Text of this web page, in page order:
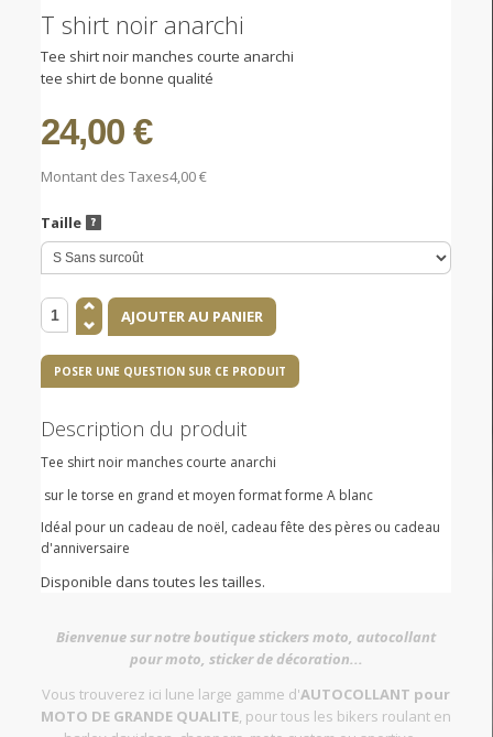
T shirt noir anarchi
Tee shirt noir manches courte anarchi
tee shirt de bonne qualité
24,00 €
Montant des Taxes4,00 €
Taille
POSER UNE QUESTION SUR CE PRODUIT
Description du produit
Tee shirt noir manches courte anarchi
sur le torse en grand et moyen format forme A blanc
Idéal pour un cadeau de noël, cadeau fête des pères ou cadeau
d'anniversaire
Disponible dans toutes les tailles.
Bienvenue sur notre boutique stickers moto, autocollant
pour moto, sticker de décoration...
Vous trouverez ici lune large gamme d'AUTOCOLLANT pour
MOTO DE GRANDE QUALITE, pour tous les bikers roulant en